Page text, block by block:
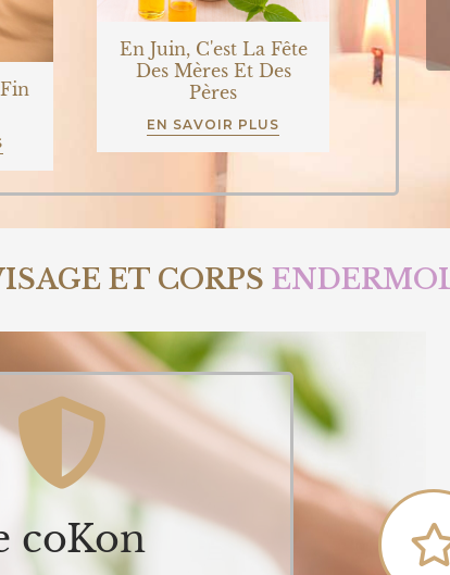
En Juin, C'est La Fête
Des Mères Et Des
Pères
EN SAVOIR PLUS
ET CORPS
coKon